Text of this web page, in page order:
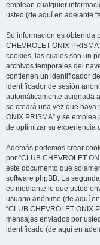
emplean cualquier
usted (de aquí en adelante
Su información es obtenida
CHEVROLET ONIX
cookies, las cuales son un
archivos temporales del
contienen un identificador
identificador de sesión
automáticamente asignada
se creará una vez que haya
ONIX PRISMA” y se
de optimizar su experiencia
Además podemos crear
por “CLUB CHEVROLET
este documento que
software phpBB. La
es mediante lo que usted
usuario anónimo (de aquí
“CLUB CHEVROLET ONIX
mensajes enviados por
identificado (de aquí en